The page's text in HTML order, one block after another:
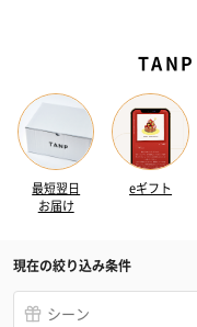
最短翌日
お届け
eギフト
現在の絞り込み条件
シーン